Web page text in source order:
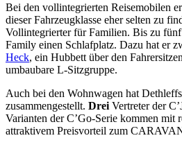
Bei den vollintegrierten Reisemobilen
dieser Fahrzeugklasse eher selten zu
Vollintegrierter für Familien. Bis zu
Family einen Schlafplatz. Dazu hat er
Heck, ein Hubbett über den
umbaubare L-Sitzgruppe.
Auch bei den Wohnwagen hat
zusammengestellt. Drei Vertreter der
Varianten der C’Go-Serie kommen mit
attraktivem Preisvorteil zum